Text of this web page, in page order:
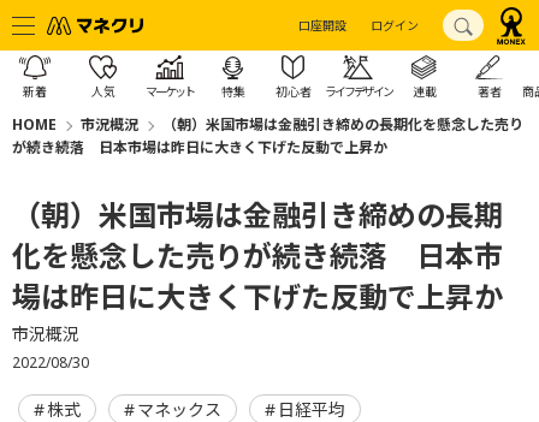
口座開設 ログイン
新着 人気 マーケット 特集 初心者 ライフデザイン 連載 著者 商
HOME 市況概況
（朝）米国市場は金融引き締めの長期化を懸念した売り
が続き続落 日本市場は昨日に大きく下げた反動で上昇か
（朝）米国市場は金融引き締めの長期
化を懸念した売りが続き続落 日本市
場は昨日に大きく下げた反動で上昇か
市況概況
2022/08/30
株式 マネックス 日経平均